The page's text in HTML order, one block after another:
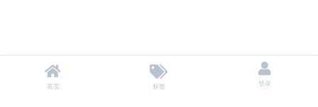
首页 标签 登录